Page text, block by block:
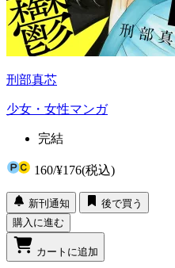
刑部真芯
少女・女性マンガ
完結
160/¥176(税込)
新刊通知
後で買う
購入に進む
カートに追加